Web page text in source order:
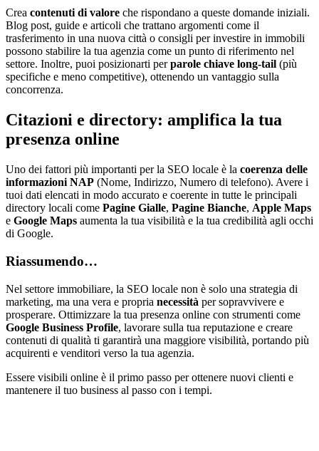
Crea contenuti di valore che rispondano a queste domande iniziali.
Blog post, guide e articoli che trattano argomenti come il
trasferimento in una nuova città o consigli per investire in immobili
possono stabilire la tua agenzia come un punto di riferimento nel
settore. Inoltre, puoi posizionarti perparole chiave long-tail (più
specifiche e meno competitive), ottenendo un vantaggio sulla
concorrenza.
Citazioni e directory: amplifica la tua
presenza online
Uno dei fattori più importanti per la SEO locale è la coerenza delle
informazioni NAP (Nome, Indirizzo, Numero di telefono). Avere i
tuoi dati elencati in modo accurato e coerente in tutte le principali
directory locali come Pagine Gialle, Pagine Bianche, Apple Maps
e Google Maps aumenta la tua visibilità e la tua credibilità agli occhi
di Google.
Riassumendo…
Nel settore immobiliare, la SEO locale non è solo una strategia di
marketing, ma una vera e propria necessità per sopravvivere e
prosperare. Ottimizzare la tua presenza online con strumenti come
Google Business Profile, lavorare sulla tua reputazione e creare
contenuti di qualità ti garantirà una maggiore visibilità, portando più
acquirenti e venditori verso la tua agenzia.
Essere visibili online è il primo passo per ottenere nuovi clienti e
mantenere il tuo business al passo con i tempi.